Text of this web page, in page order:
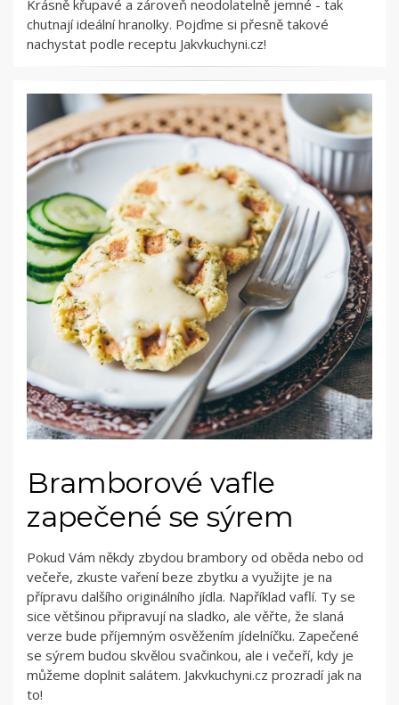
Krásně křupavé a zároveň neodolatelně jemné - tak
chutnají ideální hranolky. Pojďme si přesně takové
nachystat podle receptu Jakvkuchyni.cz!
Bramborové vafle
zapečené se sýrem
Pokud Vám někdy zbydou brambory od oběda nebo od
večeře, zkuste vaření beze zbytku a využijte je na
přípravu dalšího originálního jídla. Například vaflí. Ty se
sice většinou připravují na sladko, ale věřte, že slaná
verze bude příjemným osvěžením jídelníčku. Zapečené
se sýrem budou skvělou svačinkou, ale i večeří, kdy je
můžeme doplnit salátem. Jakvkuchyni.cz prozradí jak na
to!